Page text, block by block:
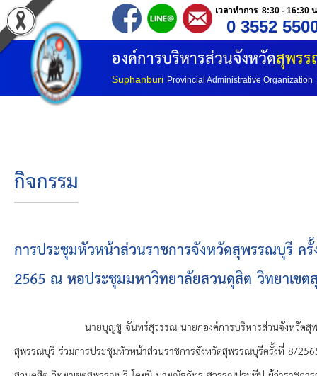
เวลาทำการ 8:30 - 16:30
0 3552
องค์การบริหารส่วนจังหวัดสุพร
Suphanburi Provincial Administrative Organization
หน้าแรก
ประวัติ อบจ
โครงสร้างองค์กร
โครงสร้างการแบ่งส่วนราชการ
วิสัยทัศน์
ยุทธศาสตร์การพัฒนา
ประวัตินายก
กิจกรรม
การประชุมหัวหน้าส่วนราชการจังหวัดสุพรรณบุรี ค
2565 ณ หอประชุมมหาวิทยาลัยสวนดุสิต วิทยาเข
นายบุญชู จันทร์สุวรรณ นายกองค์การบริหารส่วนจังหวัดสุพรรณ
สุพรรณบุรี ร่วมการประชุมหัวหน้าส่วนราชการจังหวัดสุพรรณบุรีครั้งที่ 8/